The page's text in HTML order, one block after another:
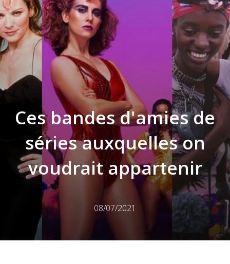
Ces bandes d'amies de
séries auxquelles on
voudrait appartenir
08/07/2021